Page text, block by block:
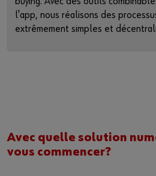
l'app, nous réalisons des
extrêmement simples et
Avec quelle solution
vous commencer?